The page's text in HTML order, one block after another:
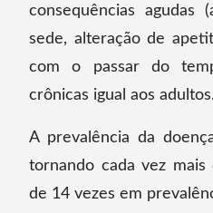
consequências agudas
sede, alteração de
com o passar do
crônicas igual aos
A prevalência da
tornando cada vez
de 14 vezes em